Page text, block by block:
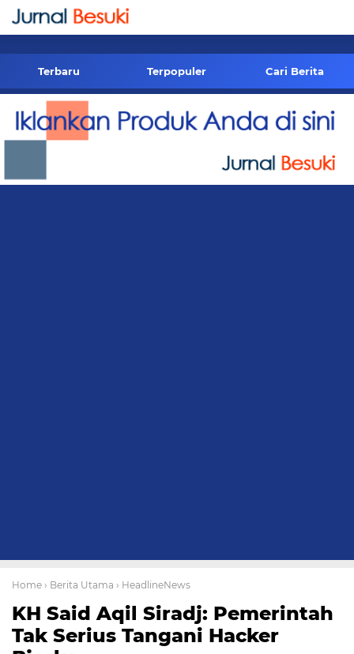
-->
Terbaru Terpopuler Cari Berita
Home › Berita Utama › HeadlineNews
KH Said Aqil Siradj: Pemerintah
Tak Serius Tangani Hacker